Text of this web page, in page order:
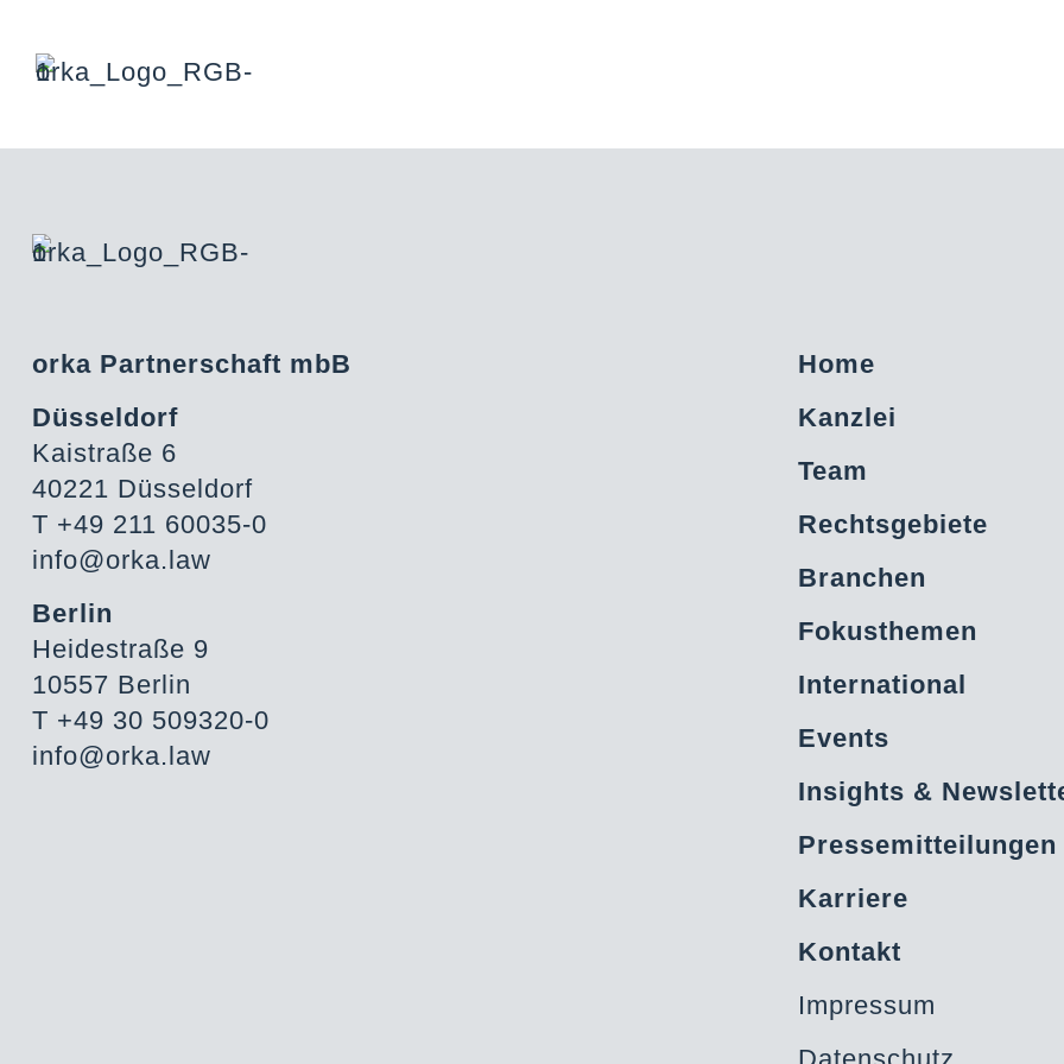
orka Partnerschaft mbB
Düsseldorf
Kaistraße 6
40221 Düsseldorf
T +49 211 60035-0
info@orka.law
Berlin
Heidestraße 9
10557 Berlin
T +49 30 509320-0
info@orka.law
Home
Kanzlei
Team
Rechtsgebiete
Branchen
Fokusthemen
International
Events
Insights &
Pressemitteilungen
Karriere
Kontakt
Impressum